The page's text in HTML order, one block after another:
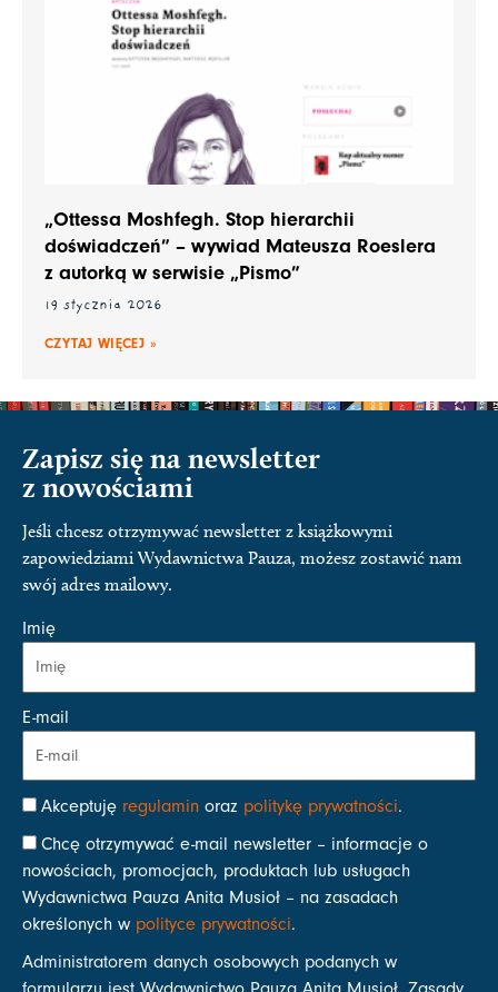
„Ottessa Moshfegh. Stop hierarchii
doświadczeń” – wywiad Mateusza Roeslera
z autorką w serwisie „Pismo”
19 stycznia 2026
CZYTAJ WIĘCEJ »
Zapisz się na newsletter
z nowościami
Jeśli chcesz otrzymywać newsletter z książkowymi
zapowiedziami Wydawnictwa Pauza, możesz zostawić nam
swój adres mailowy.
Imię
E-mail
Akceptuję regulamin oraz politykę prywatności.
Chcę otrzymywać e-mail newsletter – informacje o
nowościach, promocjach, produktach lub usługach
Wydawnictwa Pauza Anita Musioł – na zasadach
określonych w polityce prywatności.
Administratorem danych osobowych podanych w